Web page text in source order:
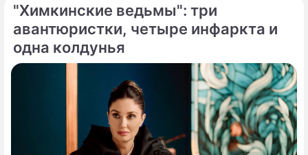
"Ведьмина любовь", в котором снялись
Елена Коренева, Наталия Аринбасарова,
Татьяна Лютаева, Анна Ардова, а также
историческая мелодрама "Берега любви" о
юной Насте Пахомовой, вернувшейся в
родное село после учебы.
"Химкинские ведьмы": три
авантюристки, четыре инфаркта и
одна колдунья